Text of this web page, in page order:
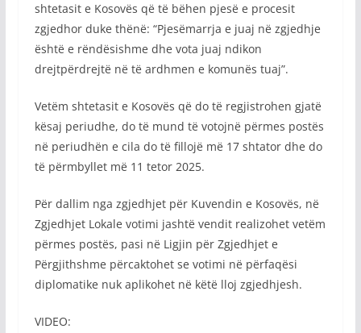
shtetasit e Kosovës që të bëhen pjesë e procesit
zgjedhor duke thënë: “Pjesëmarrja e juaj në zgjedhje
është e rëndësishme dhe vota juaj ndikon
drejtpërdrejtë në të ardhmen e komunës tuaj”.
Vetëm shtetasit e Kosovës që do të regjistrohen gjatë
kësaj periudhe, do të mund të votojnë përmes postës
në periudhën e cila do të fillojë më 17 shtator dhe do
të përmbyllet më 11 tetor 2025.
Për dallim nga zgjedhjet për Kuvendin e Kosovës, në
Zgjedhjet Lokale votimi jashtë vendit realizohet vetëm
përmes postës, pasi në Ligjin për Zgjedhjet e
Përgjithshme përcaktohet se votimi në përfaqësi
diplomatike nuk aplikohet në këtë lloj zgjedhjesh.
VIDEO: